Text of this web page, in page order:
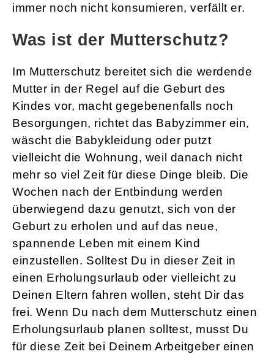
immer noch nicht konsumieren, verfällt er.
Was ist der Mutterschutz?
Im Mutterschutz bereitet sich die werdende
Mutter in der Regel auf die Geburt des
Kindes vor, macht gegebenenfalls noch
Besorgungen, richtet das Babyzimmer ein,
wäscht die Babykleidung oder putzt
vielleicht die Wohnung, weil danach nicht
mehr so viel Zeit für diese Dinge bleib. Die
Wochen nach der Entbindung werden
überwiegend dazu genutzt, sich von der
Geburt zu erholen und auf das neue,
spannende Leben mit einem Kind
einzustellen. Solltest Du in dieser Zeit in
einen Erholungsurlaub oder vielleicht zu
Deinen Eltern fahren wollen, steht Dir das
frei. Wenn Du nach dem Mutterschutz einen
Erholungsurlaub planen solltest, musst Du
für diese Zeit bei Deinem Arbeitgeber einen